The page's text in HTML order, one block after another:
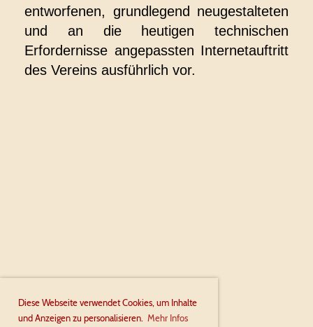
Diese Webseite verwendet Cookies, um Inhalte
und Anzeigen zu personalisieren. Mehr Infos
entworfenen, grundlegend neugestalteten
und an die heutigen technischen
Erfordernisse angepassten Internetauftritt
des Vereins ausführlich vor.